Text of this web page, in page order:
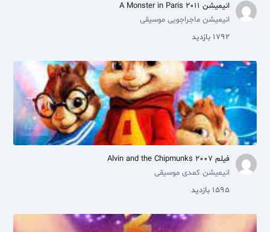
انیمیشن A Monster in Paris 2011
انیمیشن ماجراجویی موسیقی
1792 بازدید
فیلم Alvin and the Chipmunks 2007
انیمیشن کمدی موسیقی
1595 بازدید